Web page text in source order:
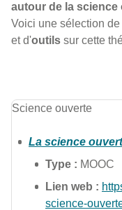
autour de la science
Voici une sélection de
et d'outils sur cette
Science ouverte
La science
Type : MOOC
Lien web :
science-